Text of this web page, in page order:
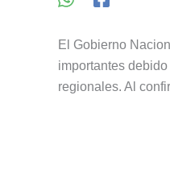
El Gobierno
importantes
regionales. Al